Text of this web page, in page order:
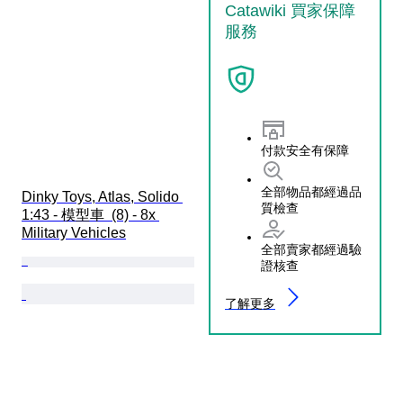
Catawiki 買家保障
服務
付款安全有保障
全部物品都經過品
質檢查
全部賣家都經過驗
證核查
了解更多
Dinky Toys, Atlas, Solido
1:43 - 模型車  (8) - 8x
Military Vehicles